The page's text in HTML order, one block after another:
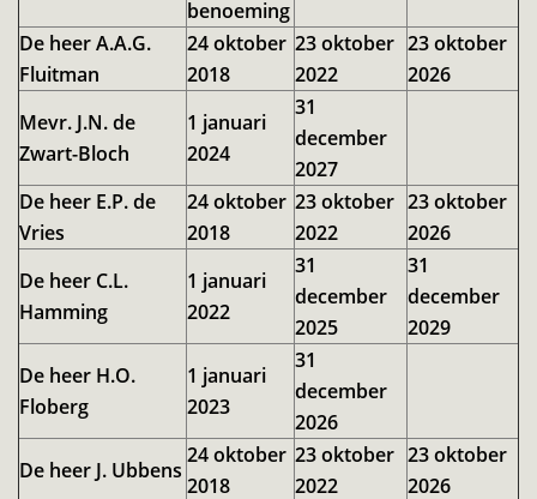
benoeming
De heer A.A.G.
Fluitman
24 oktober
2018
23 oktober
2022
23 oktober
2026
Mevr. J.N. de
Zwart-Bloch
1 januari
2024
31
december
2027
De heer E.P. de
Vries
24 oktober
2018
23 oktober
2022
23 oktober
2026
De heer C.L.
Hamming
1 januari
2022
31
december
2025
31
december
2029
De heer H.O.
Floberg
1 januari
2023
31
december
2026
De heer J. Ubbens
24 oktober
2018
23 oktober
2022
23 oktober
2026